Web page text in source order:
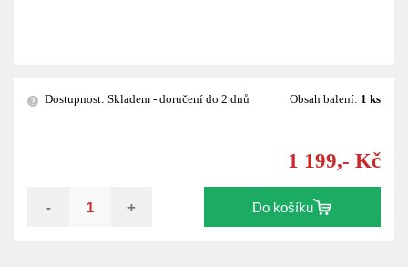
? Dostupnost: Skladem - doručení do 2 dnů Obsah balení: 1 ks
1 199,- Kč
- + Do košíku